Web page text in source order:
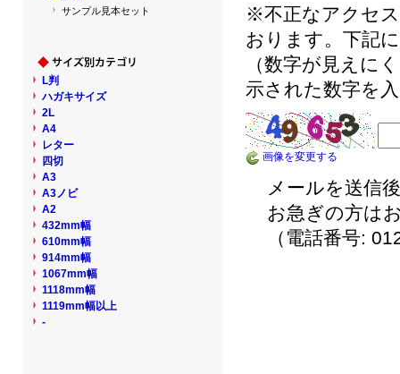
※不正なアクセ
おります。下記
（数字が見えに
示された数字を
画像を変更する
メールを送信
お急ぎの方は
（電話番号:
サンプル見本セット
L判
ハガキサイズ
2L
A4
レター
四切
A3
A3ノビ
A2
432mm幅
610mm幅
914mm幅
1067mm幅
1118mm幅
1119mm幅以上
-